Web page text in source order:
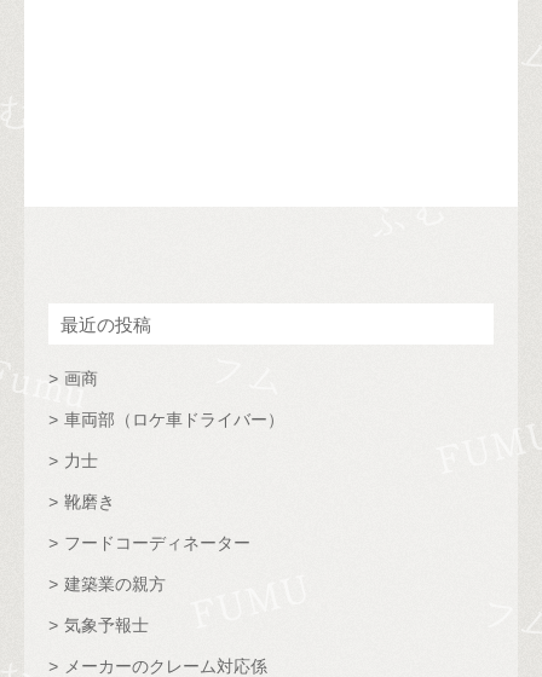
最近の投稿
画商
車両部（ロケ車ドライバー）
力士
靴磨き
フードコーディネーター
建築業の親方
気象予報士
メーカーのクレーム対応係